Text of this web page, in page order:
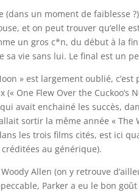
(dans un moment de faiblesse
et on peut trouver qu’elle
un gros c*n, du début à la
sa vie sans lui. Le final est un
» est largement oublié,
One Flew Over the Cuckoo’s
avait enchainé les succès,
sortir la même année «
les trois films cités, est ici
au générique).
Allen (on y retrouve
Parker a eu le bon